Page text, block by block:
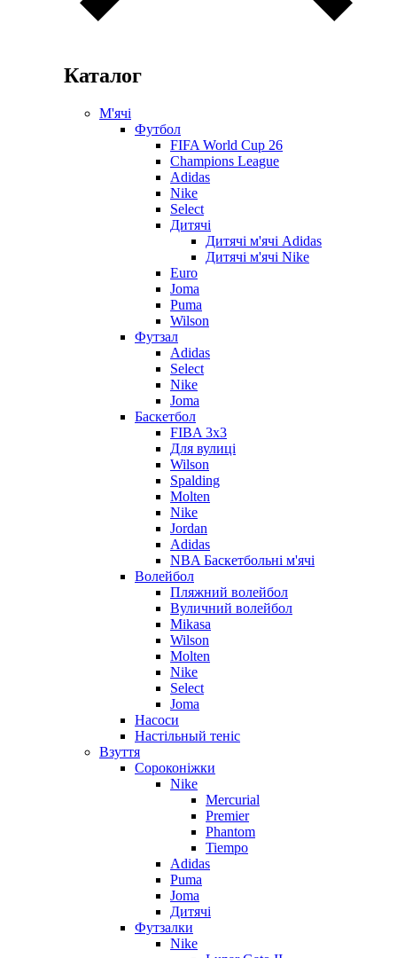
Каталог
М'ячі
Футбол
FIFA World Cup 26
Champions League
Adidas
Nike
Select
Дитячі
Дитячі м'ячі Adidas
Дитячі м'ячі Nike
Euro
Joma
Puma
Wilson
Футзал
Adidas
Select
Nike
Joma
Баскетбол
FIBA 3x3
Для вулиці
Wilson
Spalding
Molten
Nike
Jordan
Adidas
NBA Баскетбольні м'ячі
Волейбол
Пляжний волейбол
Вуличний волейбол
Mikasa
Wilson
Molten
Nike
Select
Joma
Насоси
Настільный теніс
Взуття
Сороконіжки
Nike
Mercurial
Premier
Phantom
Tiempo
Adidas
Puma
Joma
Дитячі
Футзалки
Nike